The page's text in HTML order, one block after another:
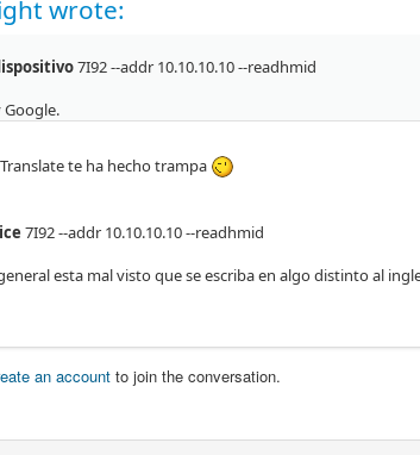
wrote:
7I92 --addr 10.10.10.10 --readhmid
Google.
te ha hecho trampa
7I92 --addr 10.10.10.10 --readhmid
esta mal visto que se escriba en algo distinto al
an account to join the conversation.